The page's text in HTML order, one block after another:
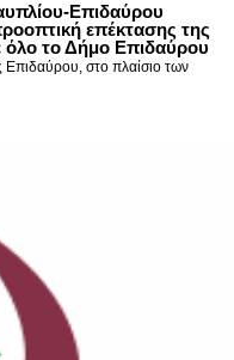
Επιδαύρου
επέκτασης της
το Δήμο Επιδαύρου
στο πλαίσιο των